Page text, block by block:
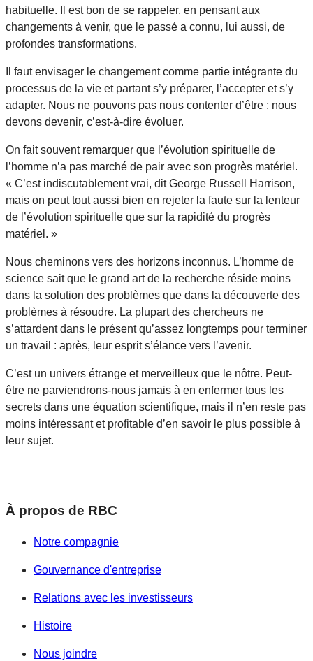
habituelle. Il est bon de se rappeler, en pensant aux
changements à venir, que le passé a connu, lui aussi, de
profondes transformations.
Il faut envisager le changement comme partie intégrante du
processus de la vie et partant s’y préparer, l’accepter et s’y
adapter. Nous ne pouvons pas nous contenter d’être ; nous
devons devenir, c’est-à-dire évoluer.
On fait souvent remarquer que l’évolution spirituelle de
l’homme n’a pas marché de pair avec son progrès matériel.
« C’est indiscutablement vrai, dit George Russell Harrison,
mais on peut tout aussi bien en rejeter la faute sur la lenteur
de l’évolution spirituelle que sur la rapidité du progrès
matériel. »
Nous cheminons vers des horizons inconnus. L’homme de
science sait que le grand art de la recherche réside moins
dans la solution des problèmes que dans la découverte des
problèmes à résoudre. La plupart des chercheurs ne
s’attardent dans le présent qu’assez longtemps pour terminer
un travail : après, leur esprit s’élance vers l’avenir.
C’est un univers étrange et merveilleux que le nôtre. Peut-
être ne parviendrons-nous jamais à en enfermer tous les
secrets dans une équation scientifique, mais il n’en reste pas
moins intéressant et profitable d’en savoir le plus possible à
leur sujet.
À propos de RBC
Notre compagnie
Gouvernance d'entreprise
Relations avec les investisseurs
Histoire
Nous joindre